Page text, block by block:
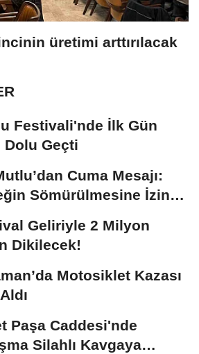
üretimi arttırılacak
Festivali'nde İlk Gün
Dolu Geçti
Cuma Mesajı:
Sömürülmesine İzin
Geliriyle 2 Milyon
Dikilecek!
Motosiklet Kazası
Paşa Caddesi'nde
Silahlı Kavgaya